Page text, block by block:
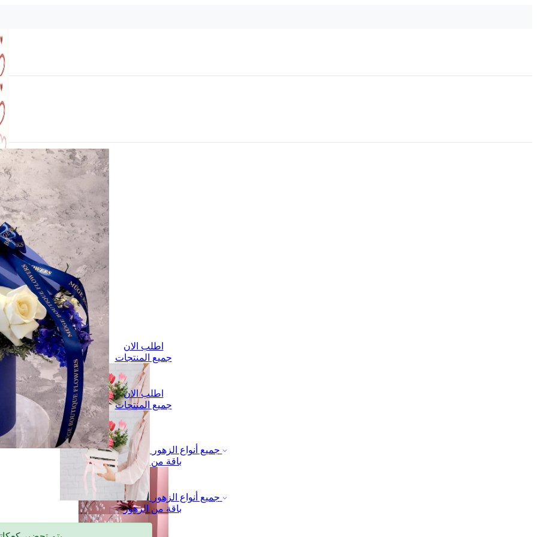
اطلب الان
جميع المنتجات
جميع أنواع الزهور
باقة من الزهور
اطلب الان
جميع المنتجات
جميع أنواع الزهور
باقة من الزهور